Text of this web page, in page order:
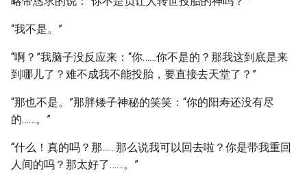
“我不是。”
“啊？”我脑子没反应来：“你……你不是的？那我这到底是来
到哪儿了？难不成我不能投胎，要直接去天堂了？”
“那也不是。”那胖矮子神秘的笑笑：“你的阳寿还没有尽
的……。”
“什么！真的吗？那……那么说我可以回去啦？你是带我重回
人间的吗？那太好了……。”